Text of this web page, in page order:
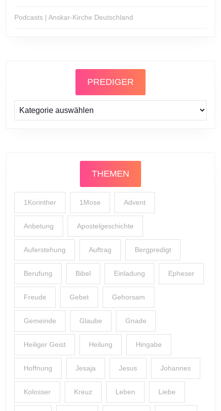
Podcasts | Anskar-Kirche Deutschland
PREDIGER
Prediger
THEMEN
1Korinther 1Mose Advent
Anbetung Apostelgeschichte
Auferstehung Auftrag Bergpredigt
Berufung Bibel Einladung Epheser
Freude Gebet Gehorsam
Gemeinde Glaube Gnade
Heiliger Geist Heilung Hingabe
Hoffnung Jesaja Jesus Johannes
Kolosser Kreuz Leben Liebe